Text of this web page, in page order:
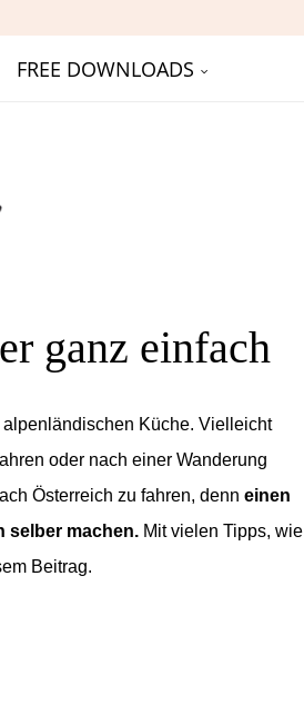
FREE DOWNLOADS
ganz einfach
Küche. Vielleicht
oder nach einer Wanderung
Österreich zu fahren, denn einen
selber machen. Mit vielen Tipps, wie
Beitrag.